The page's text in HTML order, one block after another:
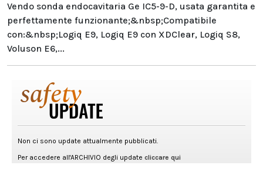
Vendo sonda endocavitaria Ge IC5-9-D, usata garantita e
perfettamente funzionante;&nbsp;Compatibile
con:&nbsp;Logiq E9, Logiq E9 con XDClear, Logiq S8,
Voluson E6,...